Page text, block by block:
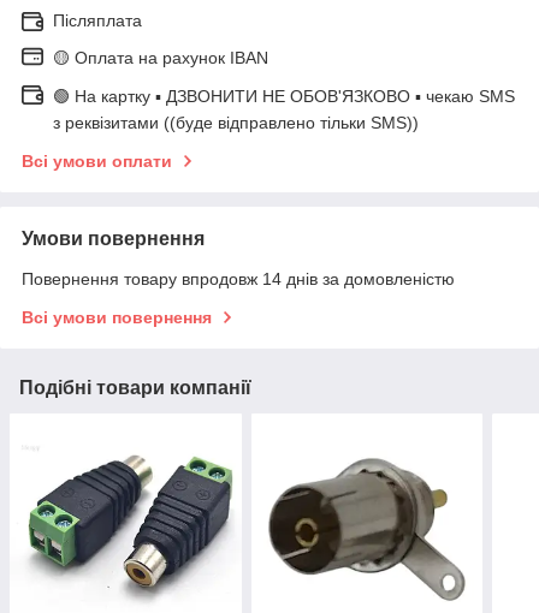
Післяплата
🟡 Оплата на рахунок IBAN
🟢 На картку ▪️ ДЗВОНИТИ НЕ ОБОВ'ЯЗКОВО ▪️ чекаю SMS
з реквізитами ((буде відправлено тільки SMS))
Всі умови оплати
Умови повернення
Повернення товару впродовж 14 днів за домовленістю
Всі умови повернення
Подібні товари компанії